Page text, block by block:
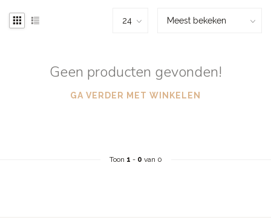
Geen producten gevonden!
GA VERDER MET WINKELEN
Toon 1 - 0 van 0